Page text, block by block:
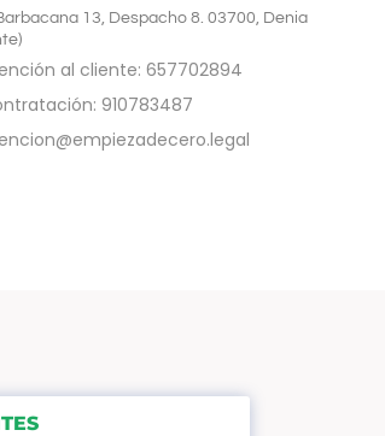
13, Despacho 8. 03700, Denia
al cliente: 657702894
910783487